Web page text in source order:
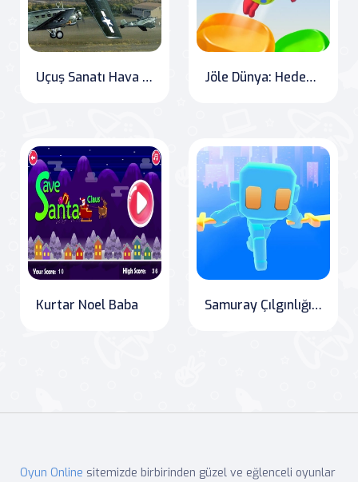
Uçuş Sanatı Hava Savaşı Bulmaca Jöle Dünya: Hedefe Uçuş Translation: Jelly World: Flight to Victory
Kurtar Noel Baba Samuray Çılgınlığı: Parkur Savaşı
Oyun Online sitemizde birbirinden güzel ve eğlenceli oyunlar